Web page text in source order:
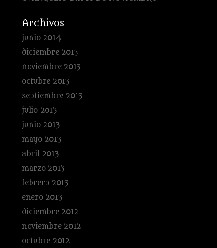
Archivos
junio 2014
diciembre 2013
noviembre 2013
octubre 2013
septiembre 2013
julio 2013
junio 2013
mayo 2013
abril 2013
marzo 2013
febrero 2013
enero 2013
diciembre 2012
noviembre 2012
octubre 2012